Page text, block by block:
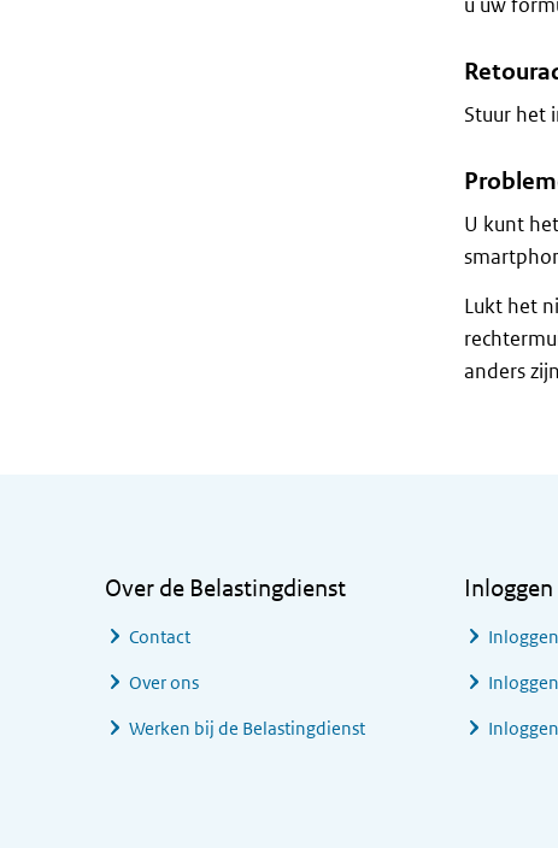
Stuur het
U kunt
Lukt het
anders
Over de Belastingdienst
Contact
Over ons
Werken bij de Belastingdienst
Inloggen